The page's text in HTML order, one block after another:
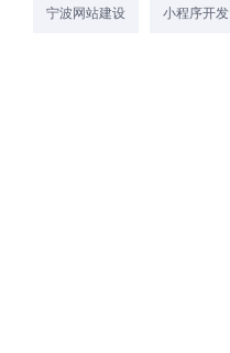
宁波网站建设 小程序开发